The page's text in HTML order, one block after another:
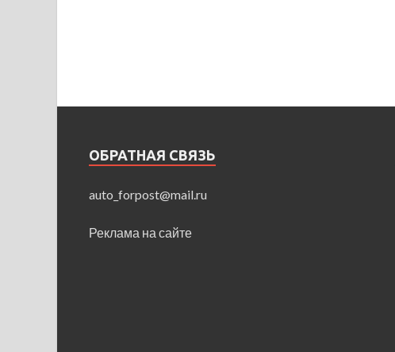
ОБРАТНАЯ СВЯЗЬ
auto_forpost@mail.ru
Реклама на сайте